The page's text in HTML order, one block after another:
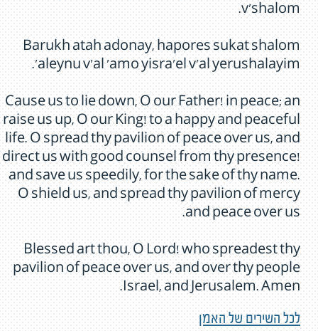
v'shalom.
Barukh atah adonay, hapores sukat shalom
'aleynu v'al 'amo yisra'el v'al yerushalayim.
Cause us to lie down, O our Father! in peace; an
raise us up, O our King! to a happy and peaceful
life. O spread thy pavilion of peace over us, and
direct us with good counsel from thy presence!
and save us speedily, for the sake of thy name.
O shield us, and spread thy pavilion of mercy
and peace over us.
Blessed art thou, O Lord! who spreadest thy
pavilion of peace over us, and over thy people
Israel, and Jerusalem. Amen.
לכל השירים של האמן